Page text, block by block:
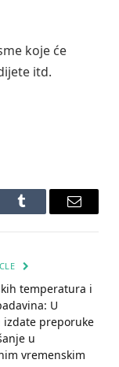
koje će
itd.
Tumblr Email
temperatura i
U
izdate preporuke
u
vremenskim